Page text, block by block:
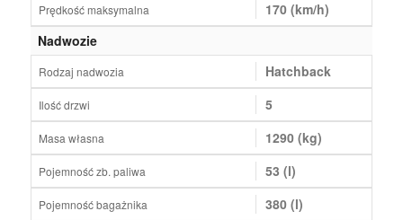
Prędkość maksymalna
170 (km/h)
Nadwozie
Rodzaj nadwozia Hatchback
Ilość drzwi 5
Masa własna 1290 (kg)
Pojemność zb. paliwa 53 (l)
Pojemność bagażnika 380 (l)